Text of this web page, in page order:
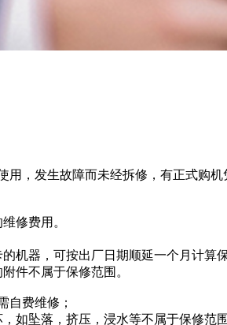
用，发生故障而未经拆修，有正式购机
修费用。
机器，可按出厂日期顺延一个月计算保
件不属于保修范围。
自费维修；
如坠落，挤压，浸水等不属于保修范